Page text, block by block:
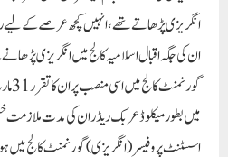
انگریزی پڑھاتے تھے ، انہیں کچھ عرصے کے
ان کی جگہ اقبال اسلامیہ کالج میں انگریزی
میں بطور میکلوڈ عربک ریڈر ان کی مدت ملازمت